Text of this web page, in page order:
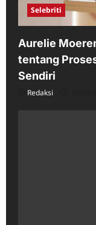
Selebriti
Aurelie
tentang
Sendiri
Redaksi